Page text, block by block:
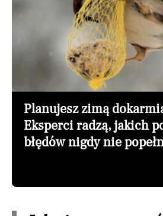
Planujesz zimą
Eksperci radzą, jakich
błędów nigdy nie